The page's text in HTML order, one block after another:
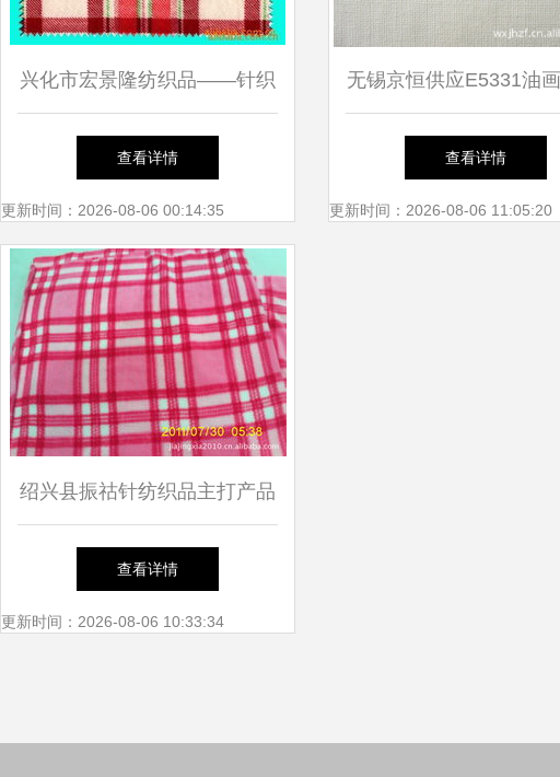
兴化市宏景隆纺织品——针织
面料产品列表指南
查看详情
更新时间：2026-08-06 00:14:35
无锡京恒供应E5331油
质与批量服务的双重保
查看详情
更新时间：2026-08-06 11:05:20
绍兴县振祜针纺织品主打产品
线一览 高品质针织面料盘点
查看详情
更新时间：2026-08-06 10:33:34